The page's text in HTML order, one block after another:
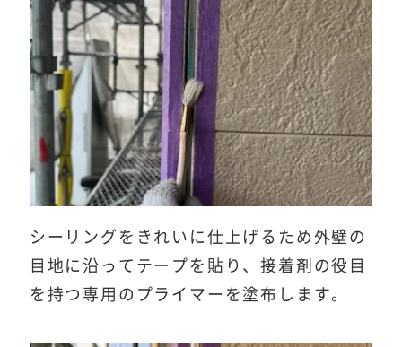
シーリングをきれいに仕上げるため外壁の
目地に沿ってテープを貼り、接着剤の役目
を持つ専用のプライマーを塗布します。